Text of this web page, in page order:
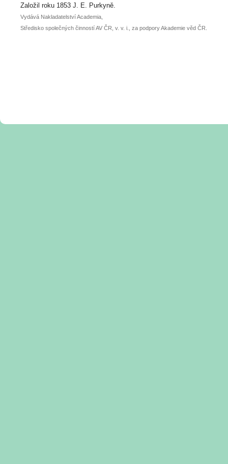
posteru je už 30. června.
Založil roku 1853 J. E. Purkyně.
Vydává Nakladatelství Academia,
Středisko společných činností AV ČR, v. v. i., za podpory Akademie věd ČR.